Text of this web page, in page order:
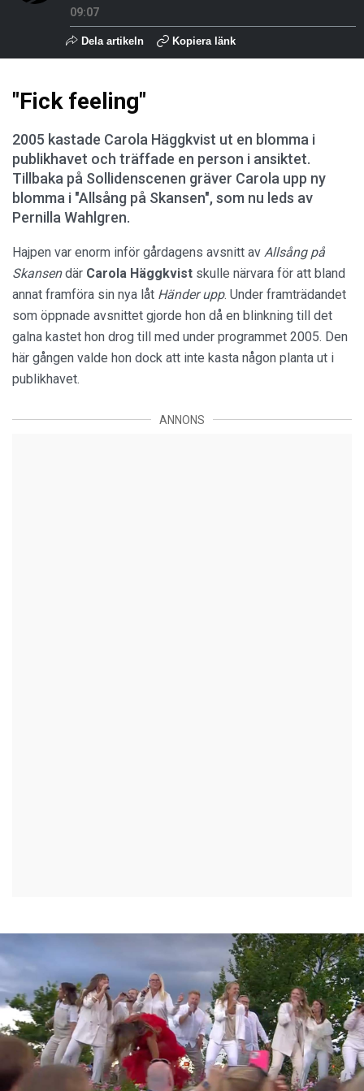
09:07
Dela artikeln Kopiera länk
"Fick feeling"
2005 kastade Carola Häggkvist ut en blomma i
publikhavet och träffade en person i ansiktet.
Tillbaka på Sollidenscenen gräver Carola upp ny
blomma i "Allsång på Skansen", som nu leds av
Pernilla Wahlgren.
Hajpen var enorm inför gårdagens avsnitt av Allsång på
Skansendär Carola Häggkvist skulle närvara för att bland
annat framföra sin nya låt Händer upp. Under framträdandet
som öppnade avsnittet gjorde hon då en blinkning till det
galna kastet hon drog till med under programmet 2005. Den
här gången valde hon dock att inte kasta någon planta ut i
publikhavet.
ANNONS